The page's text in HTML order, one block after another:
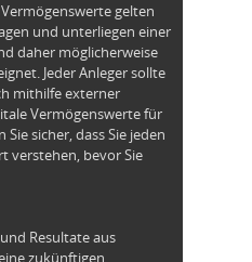
gelten
und unterliegen einer
daher möglicherweise
Jeder Anleger sollte
mithilfe externer
Vermögenswerte für
sicher, dass Sie jeden
verstehen, bevor Sie
Resultate aus
zukünftigen